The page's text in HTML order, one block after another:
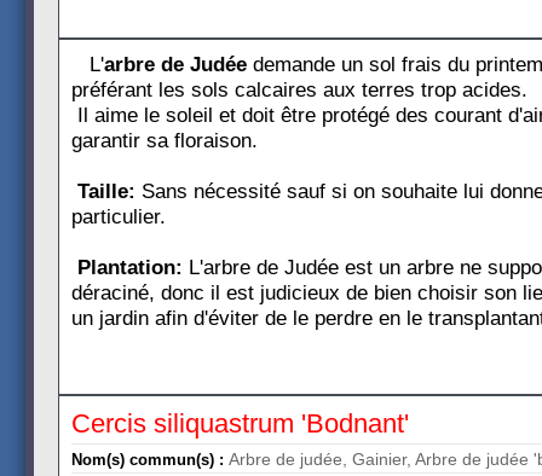
L'arbre de Judée demande un sol frais du
préférant les sols calcaires aux terres trop acides.
Il aime le soleil et doit être protégé des courant
garantir sa floraison.
Taille: Sans nécessité sauf si on souhaite lui
particulier.
Plantation: L'arbre de Judée est un arbre ne
déraciné, donc il est judicieux de bien choisir son
un jardin afin d'éviter de le perdre en le
Cercis siliquastrum 'Bodnant'
Nom(s) commun(s) : Arbre de judée, Gainier, Arbre de judée